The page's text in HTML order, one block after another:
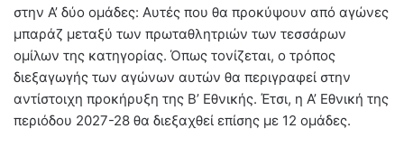
στην Α’ δύο ομάδες: Αυτές που θα προκύψουν από αγώνες
μπαράζ μεταξύ των πρωταθλητριών των τεσσάρων
ομίλων της κατηγορίας. Όπως τονίζεται, ο τρόπος
διεξαγωγής των αγώνων αυτών θα περιγραφεί στην
αντίστοιχη προκήρυξη της Β’ Εθνικής. Έτσι, η Α’ Εθνική της
περιόδου 2027-28 θα διεξαχθεί επίσης με 12 ομάδες.